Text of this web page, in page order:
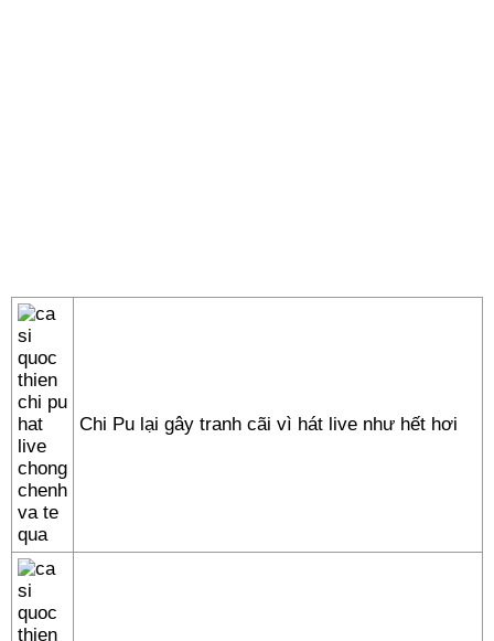
Chi Pu lại gây tranh cãi vì hát live như hết hơi